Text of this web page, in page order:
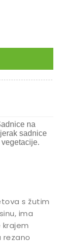
na
sadnice
s žutim
ima